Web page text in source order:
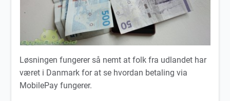
Løsningen fungerer så nemt at folk fra udlandet har
været i Danmark for at se hvordan betaling via
MobilePay fungerer.